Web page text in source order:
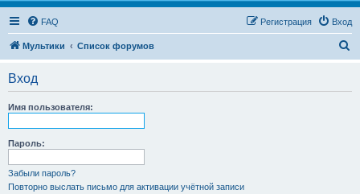
FAQ Вход
Регистрация
Мультики Список форумов
Вход
Имя пользователя:
Пароль:
Забыли пароль?
Повторно выслать письмо для активации учётной записи